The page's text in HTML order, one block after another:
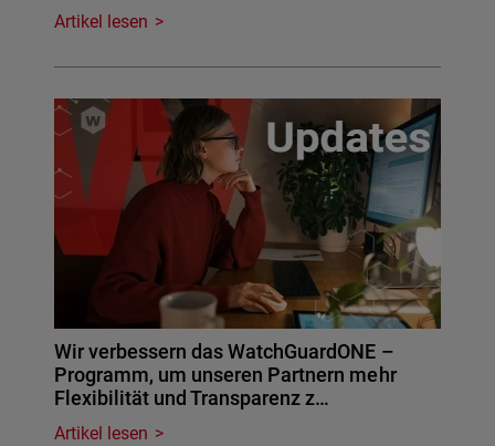
Artikel lesen
Wir verbessern das WatchGuardONE –
Programm, um unseren Partnern mehr
Flexibilität und Transparenz z…
Artikel lesen